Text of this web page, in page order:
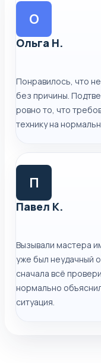
О
Ольга Н.
Понравилось, что
без причины.
ровно то, что
технику на
П
Павел К.
Вызывали мастера
уже был неудачный
сначала всё
нормально
ситуация.